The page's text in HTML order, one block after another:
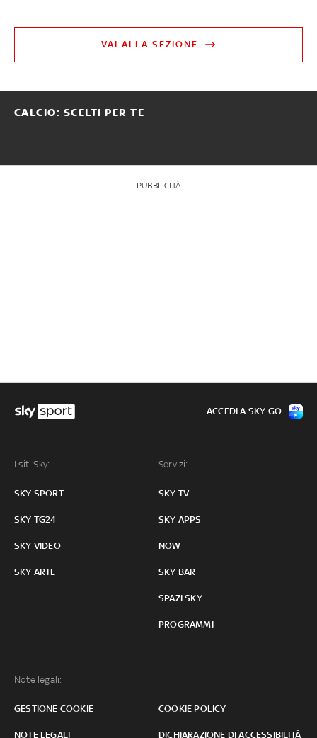
VAI ALLA SEZIONE
CALCIO: SCELTI PER TE
PUBBLICITÀ
I siti Sky:
SKY SPORT
SKY TG24
SKY VIDEO
SKY ARTE
Servizi:
SKY TV
SKY APPS
NOW
SKY BAR
SPAZI SKY
PROGRAMMI
Note legali:
GESTIONE COOKIE COOKIE POLICY
NOTE LEGALI DICHIARAZIONE DI ACCESSIBILITÀ
ACCEDI A SKY GO